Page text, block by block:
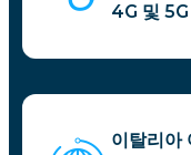
4G 및
이탈리아